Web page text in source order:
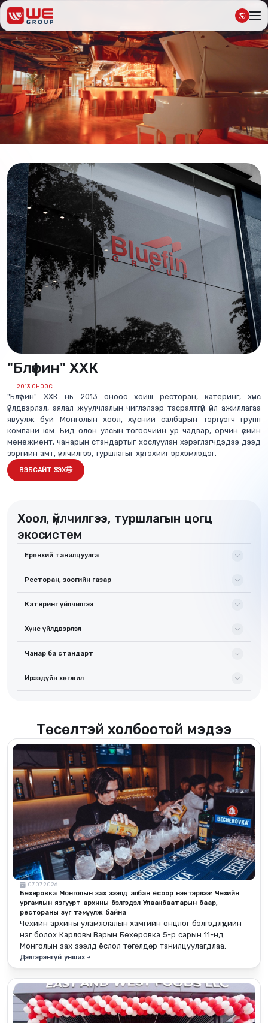
2013 ОНООС
"Блүфин" ХХК
"Блүфин" ХХК нь 2013 оноос хойш ресторан, катеринг, хүнс
үйлдвэрлэл, аялал жуулчлалын чиглэлээр тасралтгүй үйл ажиллагаа
явуулж буй Монголын хоол, хүнсний салбарын тэргүүлэгч групп
компани юм. Бид олон улсын тогоочийн ур чадвар, орчин үеийн
менежмент, чанарын стандартыг хослуулан хэрэглэгчдэдээ дээд
зэргийн амт, үйлчилгээ, туршлагыг хүргэхийг эрхэмлэдэг.
ВЭБСАЙТ ҮЗЭХ
Хоол, үйлчилгээ, туршлагын цогц
экосистем
Ерөнхий танилцуулга
Ресторан, зоогийн газар
Катеринг үйлчилгээ
Хүнс үйлдвэрлэл
Чанар ба стандарт
Ирээдүйн хөгжил
Төсөлтэй холбоотой мэдээ
07.07.2026
Бехеровка Монголын зах зээлд албан ёсоор нэвтэрлээ: Чехийн
ургамлын язгуурт архины бэлгэдэл Улаанбаатарын баар,
рестораны зүг тэмүүлж байна
Чехийн архины уламжлалын хамгийн онцлог бэлгэдлүүдийн
нэг болох Карловы Варын Бехеровка 5-р сарын 11-нд
Монголын зах зээлд ёслол төгөлдөр танилцуулагдлаа.
Дэлгэрэнгүй унших